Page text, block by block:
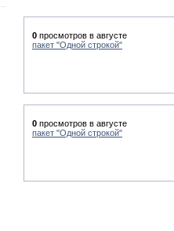
0 просмотров в августе
пакет "Одной строкой"
0 просмотров в августе
пакет "Одной строкой"